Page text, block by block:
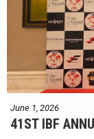
"Tôi biết mình bắt
vậy tôi phải trân
FIGHTS IN THE
Được tổ chức bởi
Jesse Travers vs
Thông tin sự kiện:
Ngày: 18 tháng 7
June 1, 2026
41ST IBF